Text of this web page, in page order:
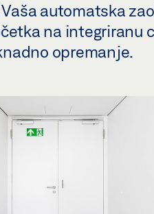
automatska
na integriranu
opremanje.